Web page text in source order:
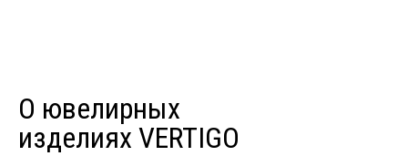
О ювелирных
изделиях VERTIGO